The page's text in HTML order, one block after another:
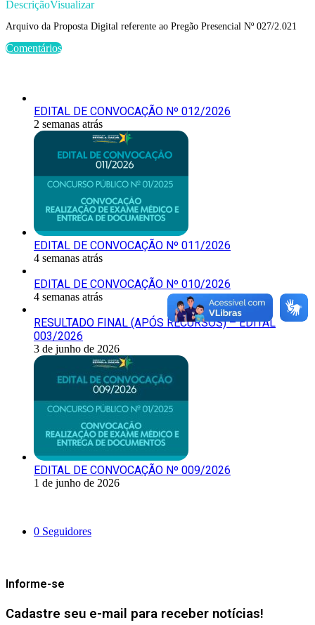
DescriçãoVisualizar
Arquivo da Proposta Digital referente ao Pregão Presencial Nº 027/2.021
Comentários
EDITAL DE CONVOCAÇÃO Nº 012/2026
2 semanas atrás
EDITAL DE CONVOCAÇÃO Nº 011/2026
4 semanas atrás
EDITAL DE CONVOCAÇÃO Nº 010/2026
4 semanas atrás
RESULTADO FINAL (APÓS RECURSOS) – EDITAL
003/2026
3 de junho de 2026
EDITAL DE CONVOCAÇÃO Nº 009/2026
1 de junho de 2026
0 Seguidores
Informe-se
Cadastre seu e-mail para receber notícias!